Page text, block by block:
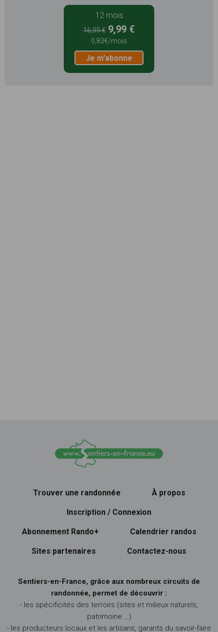
12 mois
16,99 € 9,99 €
0,83€/mois
Je m'abonne
Trouver une randonnée À propos
Inscription / Connexion
Abonnement Rando+ Calendrier randos
Sites partenaires Contactez-nous
Sentiers-en-France, grâce aux nombreux circuits de
randonnée, permet de découvrir :
- les spécificités des terroirs (sites et milieux naturels,
patrimoine …)
- les producteurs locaux et les artisans, garants du savoir-faire